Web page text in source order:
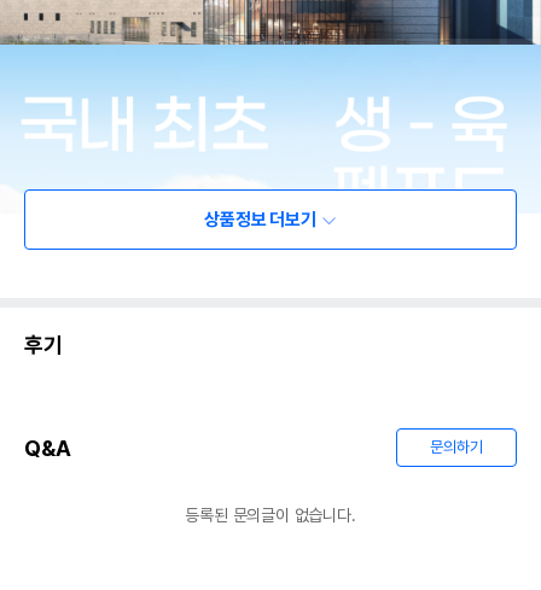
상품정보 더보기
후기
Q&A 문의하기
등록된 문의글이 없습니다.